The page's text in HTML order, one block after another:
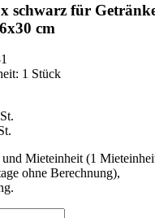
schwarz für
cm
1 Stück
Mieteinheit (1
ohne Berechnung),